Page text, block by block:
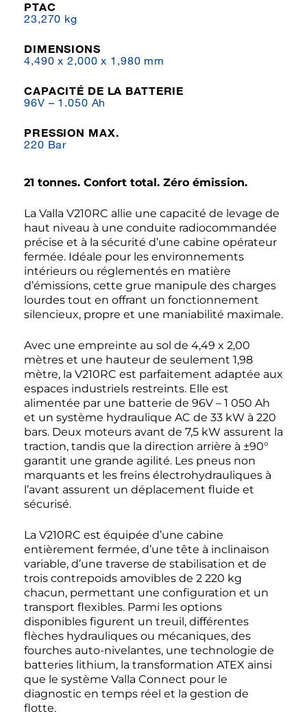
PTAC
23,270 kg
DIMENSIONS
4,490 x 2,000 x 1,980 mm
CAPACITÉ DE LA BATTERIE
96V – 1.050 Ah
PRESSION MAX.
220 Bar
21 tonnes. Confort total. Zéro émission.
La Valla V210RC allie une capacité de levage de
haut niveau à une conduite radiocommandée
précise et à la sécurité d’une cabine opérateur
fermée. Idéale pour les environnements
intérieurs ou réglementés en matière
d’émissions, cette grue manipule des charges
lourdes tout en offrant un fonctionnement
silencieux, propre et une maniabilité maximale.
Avec une empreinte au sol de 4,49 x 2,00
mètres et une hauteur de seulement 1,98
mètre, la V210RC est parfaitement adaptée aux
espaces industriels restreints. Elle est
alimentée par une batterie de 96V – 1 050 Ah
et un système hydraulique AC de 33 kW à 220
bars. Deux moteurs avant de 7,5 kW assurent la
traction, tandis que la direction arrière à ±90°
garantit une grande agilité. Les pneus non
marquants et les freins électrohydrauliques à
l’avant assurent un déplacement fluide et
sécurisé.
La V210RC est équipée d’une cabine
entièrement fermée, d’une tête à inclinaison
variable, d’une traverse de stabilisation et de
trois contrepoids amovibles de 2 220 kg
chacun, permettant une configuration et un
transport flexibles. Parmi les options
disponibles figurent un treuil, différentes
flèches hydrauliques ou mécaniques, des
fourches auto-nivelantes, une technologie de
batteries lithium, la transformation ATEX ainsi
que le système Valla Connect pour le
diagnostic en temps réel et la gestion de
flotte.